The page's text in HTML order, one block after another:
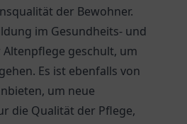
der Bewohner.
im Gesundheits- und
geschult, um
Es ist ebenfalls von
um neue
die Qualität der Pflege,